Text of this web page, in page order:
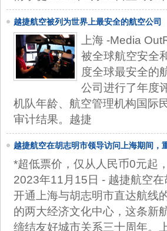
越捷航空被列为世界上最安全的航空公司
上海 -Media
被全球航空安全
度全球最安全的
公司进行了年度
机队年龄、航空管理机构国际
审计结果。越捷
越捷航空在胡志明市领导访问上海期间，
*超低票价，仅从人民币0元起
2023年11月15日 - 越捷航空
开通上海与胡志明市直达航线
的两大经济文化中心，这条新
缔结友好城市关系三十周年。